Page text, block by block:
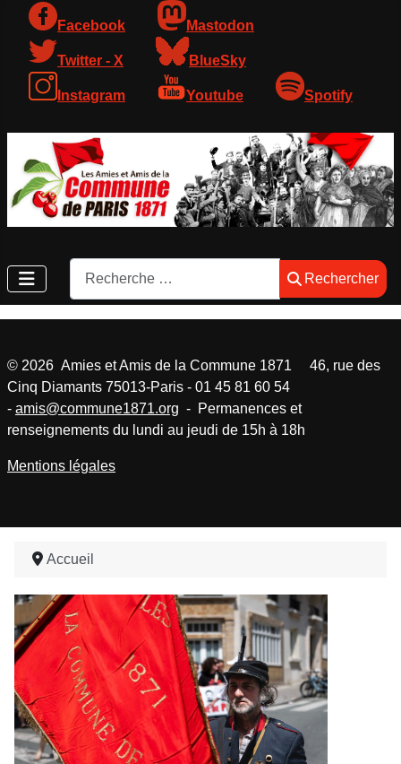
Facebook Mastodon
Twitter - X BlueSky
Instagram Youtube Spotify
Rechercher
Rechercher
Accueil
© 2026 Amies et Amis de la Commune 1871 46, rue des
Cinq Diamants 75013-Paris - 01 45 81 60 54
- amis@commune1871.org - Permanences et
renseignements du lundi au jeudi de 15h à 18h
Mentions légales